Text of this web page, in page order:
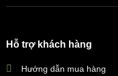
Hỗ trợ khách hàng
Hướng dẫn mua hàng